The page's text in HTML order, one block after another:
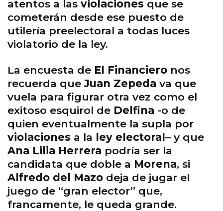
atentos a las violaciones que se
cometerán desde ese puesto de
utilería preelectoral a todas luces
violatorio de la ley.
La encuesta de El Financiero nos
recuerda queJuan Zepeda va que
vuela para figurar otra vez como el
exitoso esquirol de Delfina -o de
quien eventualmente la supla por
violaciones a la ley electoral– y que
Ana Lilia Herrera podría ser la
candidata que doble a Morena, si
Alfredo del Mazo deja de jugar el
juego de “gran elector” que,
francamente, le queda grande.